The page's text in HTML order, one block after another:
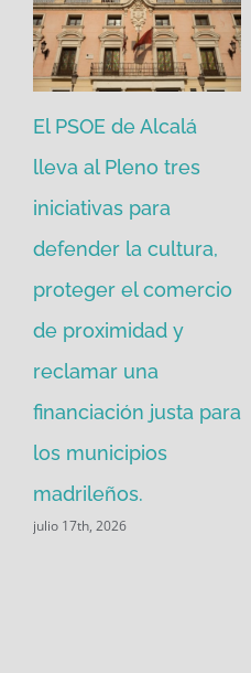
El PSOE de Alcalá
lleva al Pleno tres
iniciativas para
defender la cultura,
proteger el comercio
de proximidad y
reclamar una
financiación justa para
los municipios
madrileños.
julio 17th, 2026